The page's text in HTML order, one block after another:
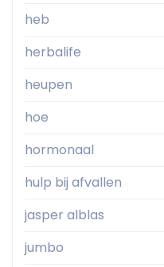
heb
herbalife
heupen
hoe
hormonaal
hulp bij afvallen
jasper alblas
jumbo